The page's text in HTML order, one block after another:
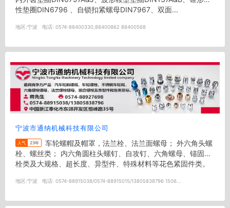
性垫圈DIN6796 、自锁扣紧螺母DIN7967、双面...
地区:宁波 电话: 0574-88400330,88400862 88400568
宁波市通纳机械科技有限公司
人气 23年
栓、螺丝类； 内六角圆柱头螺钉、自攻钉、六角螺母、锚固螺
栓类及大规格、超长度、异型件、特殊材料等花色紧固件类。
地区:宁波 电话: 0574-88915038/0574-88915015/13805838796 1506...